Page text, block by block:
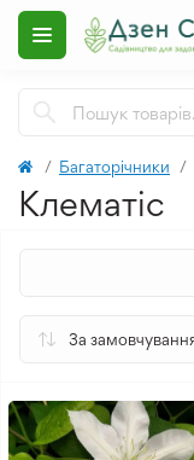
Багаторічники
Клематіс